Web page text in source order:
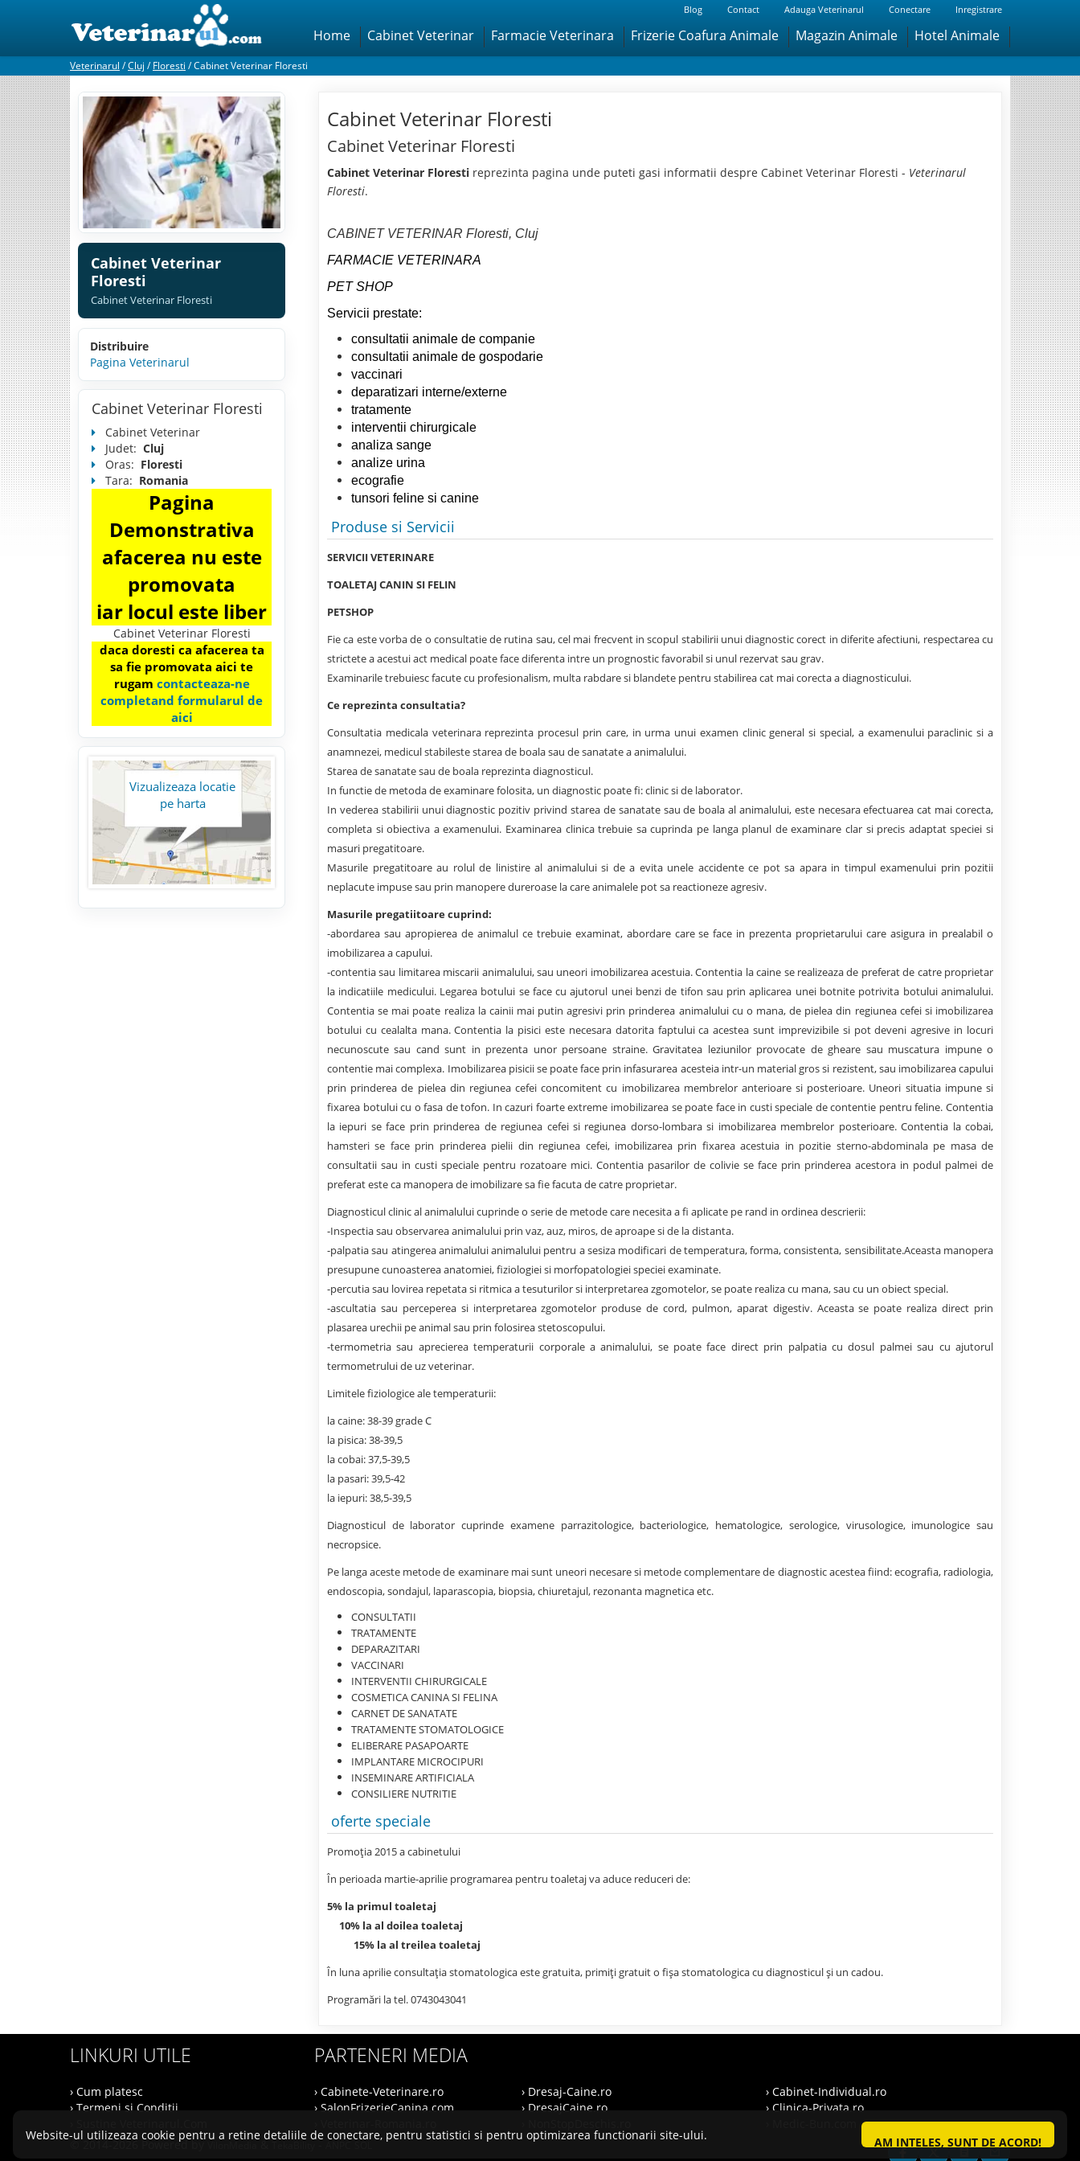
Blog Contact Adauga Veterinarul Conectare Inregistrare
Home Cabinet Veterinar Farmacie Veterinara Frizerie Coafura Animale Magazin Animale Hotel Animale
Veterinarul /Cluj /Floresti /Cabinet Veterinar Floresti
Cabinet Veterinar
Floresti
Cabinet Veterinar Floresti
Distribuire
Pagina Veterinarul
Cabinet Veterinar Floresti
Cabinet Veterinar
Judet: Cluj
Oras: Floresti
Tara: Romania
Pagina
Demonstrativa
afacerea nu este
promovata
iar locul este liber
Cabinet Veterinar Floresti
daca doresti ca afacerea ta
sa fie promovata aici te
rugam contacteaza-ne
completand formularul de
aici
Vizualizeaza locatie
pe harta
Cabinet Veterinar Floresti
Cabinet Veterinar Floresti
Cabinet Veterinar Floresti reprezinta pagina unde puteti gasi informatii despre Cabinet Veterinar Floresti - Veterinarul
Floresti.
CABINET VETERINAR Floresti, Cluj
FARMACIE VETERINARA
PET SHOP
Servicii prestate:
consultatii animale de companie
consultatii animale de gospodarie
vaccinari
deparatizari interne/externe
tratamente
interventii chirurgicale
analiza sange
analize urina
ecografie
tunsori feline si canine
Produse si Servicii
SERVICII VETERINARE
TOALETAJ CANIN SI FELIN
PETSHOP
Fie ca este vorba de o consultatie de rutina sau, cel mai frecvent in scopul stabilirii unui diagnostic corect in diferite afectiuni, respectarea cu
strictete a acestui act medical poate face diferenta intre un prognostic favorabil si unul rezervat sau grav.
Examinarile trebuiesc facute cu profesionalism, multa rabdare si blandete pentru stabilirea cat mai corecta a diagnosticului.
Ce reprezinta consultatia?
Consultatia medicala veterinara reprezinta procesul prin care, in urma unui examen clinic general si special, a examenului paraclinic si a
anamnezei, medicul stabileste starea de boala sau de sanatate a animalului.
Starea de sanatate sau de boala reprezinta diagnosticul.
In functie de metoda de examinare folosita, un diagnostic poate fi: clinic si de laborator.
In vederea stabilirii unui diagnostic pozitiv privind starea de sanatate sau de boala al animalului, este necesara efectuarea cat mai corecta,
completa si obiectiva a examenului. Examinarea clinica trebuie sa cuprinda pe langa planul de examinare clar si precis adaptat speciei si
masuri pregatitoare.
Masurile pregatitoare au rolul de linistire al animalului si de a evita unele accidente ce pot sa apara in timpul examenului prin pozitii
neplacute impuse sau prin manopere dureroase la care animalele pot sa reactioneze agresiv.
Masurile pregatiitoare cuprind:
-abordarea sau apropierea de animalul ce trebuie examinat, abordare care se face in prezenta proprietarului care asigura in prealabil o
imobilizarea a capului.
-contentia sau limitarea miscarii animalului, sau uneori imobilizarea acestuia. Contentia la caine se realizeaza de preferat de catre proprietar
la indicatiile medicului. Legarea botului se face cu ajutorul unei benzi de tifon sau prin aplicarea unei botnite potrivita botului animalului.
Contentia se mai poate realiza la cainii mai putin agresivi prin prinderea animalului cu o mana, de pielea din regiunea cefei si imobilizarea
botului cu cealalta mana. Contentia la pisici este necesara datorita faptului ca acestea sunt imprevizibile si pot deveni agresive in locuri
necunoscute sau cand sunt in prezenta unor persoane straine. Gravitatea leziunilor provocate de gheare sau muscatura impune o
contentie mai complexa. Imobilizarea pisicii se poate face prin infasurarea acesteia intr-un material gros si rezistent, sau imobilizarea capului
prin prinderea de pielea din regiunea cefei concomitent cu imobilizarea membrelor anterioare si posterioare. Uneori situatia impune si
fixarea botului cu o fasa de tofon. In cazuri foarte extreme imobilizarea se poate face in custi speciale de contentie pentru feline. Contentia
la iepuri se face prin prinderea de regiunea cefei si regiunea dorso-lombara si imobilizarea membrelor posterioare. Contentia la cobai,
hamsteri se face prin prinderea pielii din regiunea cefei, imobilizarea prin fixarea acestuia in pozitie sterno-abdominala pe masa de
consultatii sau in custi speciale pentru rozatoare mici. Contentia pasarilor de colivie se face prin prinderea acestora in podul palmei de
preferat este ca manopera de imobilizare sa fie facuta de catre proprietar.
Diagnosticul clinic al animalului cuprinde o serie de metode care necesita a fi aplicate pe rand in ordinea descrierii:
-Inspectia sau observarea animalului prin vaz, auz, miros, de aproape si de la distanta.
-palpatia sau atingerea animalului animalului pentru a sesiza modificari de temperatura, forma, consistenta, sensibilitate.Aceasta manopera
presupune cunoasterea anatomiei, fiziologiei si morfopatologiei speciei examinate.
-percutia sau lovirea repetata si ritmica a tesuturilor si interpretarea zgomotelor, se poate realiza cu mana, sau cu un obiect special.
-ascultatia sau perceperea si interpretarea zgomotelor produse de cord, pulmon, aparat digestiv. Aceasta se poate realiza direct prin
plasarea urechii pe animal sau prin folosirea stetoscopului.
-termometria sau aprecierea temperaturii corporale a animalului, se poate face direct prin palpatia cu dosul palmei sau cu ajutorul
termometrului de uz veterinar.
Limitele fiziologice ale temperaturii:
la caine:38-39 grade C
la pisica: 38-39,5
la cobai: 37,5-39,5
la pasari: 39,5-42
la iepuri: 38,5-39,5
Diagnosticul de laborator cuprinde examene parrazitologice, bacteriologice, hematologice, serologice, virusologice, imunologice sau
necropsice.
Pe langa aceste metode de examinare mai sunt uneori necesare si metode complementare de diagnostic acestea fiind: ecografia, radiologia,
endoscopia, sondajul, laparascopia, biopsia, chiuretajul, rezonanta magnetica etc.
CONSULTATII
TRATAMENTE
DEPARAZITARI
VACCINARI
INTERVENTII CHIRURGICALE
COSMETICA CANINA SI FELINA
CARNET DE SANATATE
TRATAMENTE STOMATOLOGICE
ELIBERARE PASAPOARTE
IMPLANTARE MICROCIPURI
INSEMINARE ARTIFICIALA
CONSILIERE NUTRITIE
oferte speciale
Promoția 2015 a cabinetului
În perioada martie-aprilie programarea pentru toaletaj va aduce reduceri de:
5% la primul toaletaj
10% la al doilea toaletaj
15% la al treilea toaletaj
În luna aprilie consultația stomatologica este gratuita, primiți gratuit o fișa stomatologica cu diagnosticul și un cadou.
Programări la tel. 0743043041
LINKURI UTILE
› Cum platesc
› Termeni si Conditii
PARTENERI MEDIA
› Cabinete-Veterinare.ro
› SalonFrizerieCanina.com
› Dresaj-Caine.ro
› DresajCaine.ro
› Cabinet-Individual.ro
› Clinica-Privata.ro
© 2014-2026 Powered by
& -
Website-ul utilizeaza cookie pentru a retine detaliile de conectare, pentru statistici si pentru optimizarea functionarii site-ului. AM INTELES, SUNT DE ACORD!